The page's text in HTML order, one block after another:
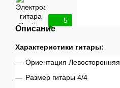
5
Описание
Характеристики гитары:
Ориентация Левосторонняя
Размер гитары 4/4